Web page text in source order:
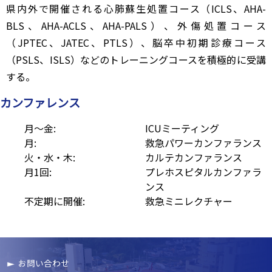
県内外で開催される心肺蘇生処置コース（ICLS、AHA-
BLS、AHA-ACLS、AHA-PALS）、外傷処置コース
（JPTEC、JATEC、PTLS）、脳卒中初期診療コース
（PSLS、ISLS）などのトレーニングコースを積極的に受講
する。
カンファレンス
月～金:
ICUミーティング
月:
救急パワーカンファランス
火・水・木:
カルテカンファランス
月1回:
プレホスピタルカンファラ
ンス
不定期に開催:
救急ミニレクチャー
お問い合わせ